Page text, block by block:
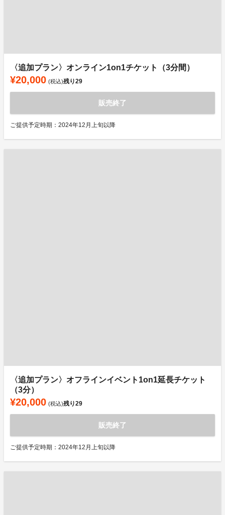
〈追加プラン〉オンライン1on1チケット（3分間）
¥20,000 (税込)残り29
販売終了
ご提供予定時期：2024年12月上旬以降
〈追加プラン〉オフラインイベント1on1延長チケット
（3分）
¥20,000 (税込)残り29
販売終了
ご提供予定時期：2024年12月上旬以降